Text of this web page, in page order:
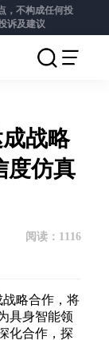
，不构成任何投
诉及建议
战略
度仿真
阅读： 1116
战略合作，将
具身智能领
化合作，探